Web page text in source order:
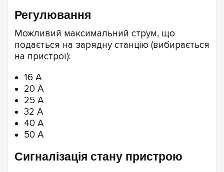
Регулювання
Можливий максимальний струм, що
подається на зарядну станцію (вибирається
на пристрої):
16 А
20 А
25 А
32 А
40 А
50 А
Сигналізація стану пристрою